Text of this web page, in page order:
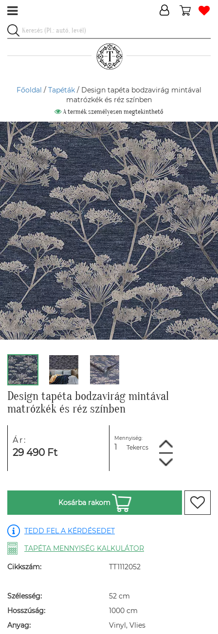
Főoldal / Tapéták / Design tapéta bodzavirág mintával
matrózkék és réz színben
A termék személyesen megtekinthető
Design tapéta bodzavirág mintával
matrózkék és réz színben
Ár:
29 490 Ft
Mennyiség:
Tekercs
Kosárba rakom
TEDD FEL A KÉRDÉSEDET
TAPÉTA MENNYISÉG KALKULÁTOR
Cikkszám: TT1112052
Szélesség:
52 cm
Hosszúság:
1000 cm
Anyag:
Vinyl, Vlies